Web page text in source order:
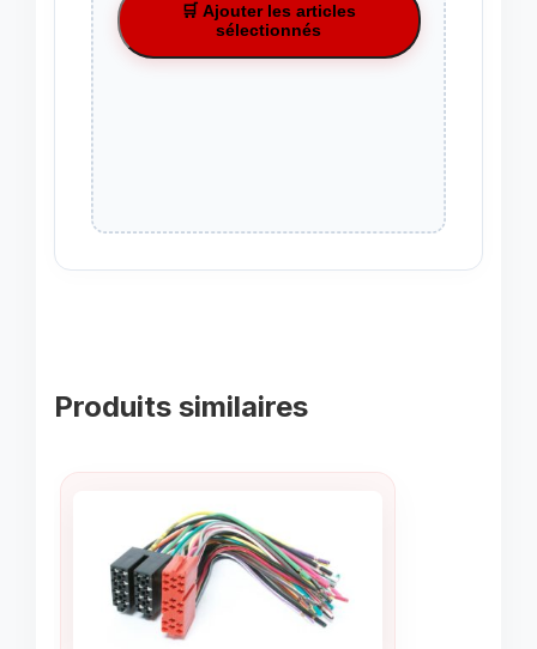
🛒 Ajouter les articles
sélectionnés
Produits similaires